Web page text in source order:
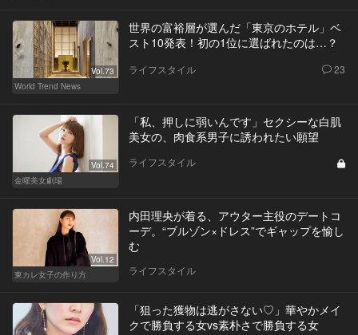
Vol.73
World Trend News
世界の富裕層が選んだ「東京のホテル」ベ
スト10発表！初の1位に選ばれたのは…？
ライフスタイル 23
Vol.74
金曜美女劇場
「私、押しに弱いんです」セクシーな白肌
美女の、肉食系男子に誘われたい願望
ライフスタイル
Vol.12
東カレ女子の作り方
内田理央が着る、アウター主役のデートコ
ーデ。“ブルゾン×ドレス”でギャップを愉し
む
ライフスタイル
「狙った獲物は逃がさない♡」華やかメイ
クで勝負する女vs素朴さで勝負する女